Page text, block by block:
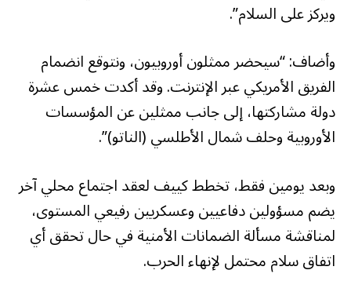
ويركز على السلام”.
وأضاف: “سيحضر ممثلون أوروبيون، ونتوقع انضمام
الفريق الأمريكي عبر الإنترنت. وقد أكدت خمس عشرة
دولة مشاركتها، إلى جانب ممثلين عن المؤسسات
الأوروبية وحلف شمال الأطلسي (الناتو)”.
وبعد يومين فقط، تخطط كييف لعقد اجتماع محلي آخر
يضم مسؤولين دفاعيين وعسكريين رفيعي المستوى،
لمناقشة مسألة الضمانات الأمنية في حال تحقق أي
اتفاق سلام محتمل لإنهاء الحرب.